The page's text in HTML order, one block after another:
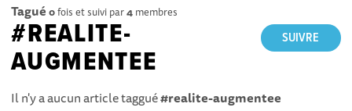
Tagué 0fois et suivi par4 membres
SUIVRE
#REALITE-
AUGMENTEE
Il n'y a aucun article taggué#realite-augmentee